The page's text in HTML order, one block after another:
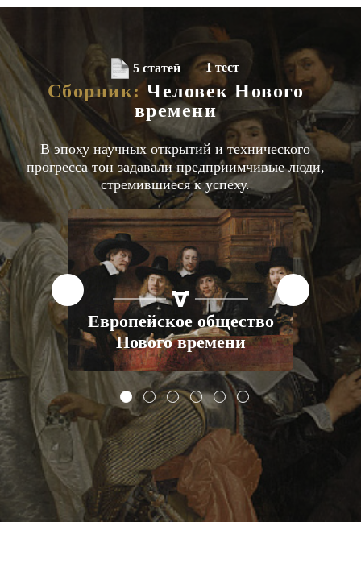
5 статей 1 тест
Сборник: Человек Нового
времени
В эпоху научных открытий и технического
прогресса тон задавали предприимчивые люди,
стремившиеся к успеху.
СТАТЬИ ЕВРОПА XVI-XX ВВ.
Европейское общество
Нового времени